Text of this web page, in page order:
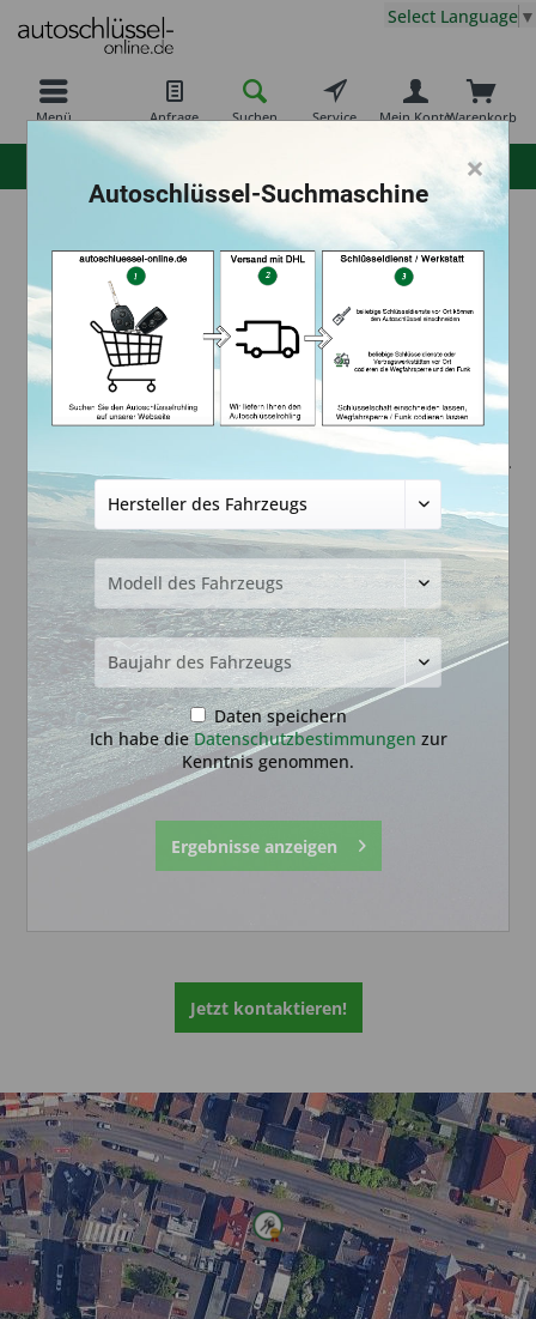
Menü Anfrage Suchen Service Warenkorb
Mein Konto
Select Language ▼
AKYÜZ Schlüsseldienst & Sicherheitstechnik
- Hasan Hüseyin Akyüz
Erfahrung seit über 25 Jahren. Wir programmieren
Autoschlüssel mit Fernbedienung für alle Marken. Bis zu
50% günstiger als in der Fachwerkstatt. www.akyuez.com
Anfragen über E-Mail: info@akyuez.com Tel.:
06181/497493 WhatsApp: 06181/497493 (Diese Festnetz-Nr.
hat auch gleichzeitig WhatsApp) (bei Fragen zu
Autoschlüssel bitte NUR ZU Geschäftszeiten anrufen
Typ:
Schlüsseldienst
Inhaber:
Hasan Hüseyin Akyüz
Webseite:
Zur Webseite
AKYÜZ Schlüsseldienst & Sicherheitstechnik
Kennedystr.15
63477 Maintal
Jetzt kontaktieren!
×
Autoschlüssel-Suchmaschine
Daten speichern
Ich habe dieDatenschutzbestimmungen zur
Kenntnis genommen.
Ergebnisse anzeigen